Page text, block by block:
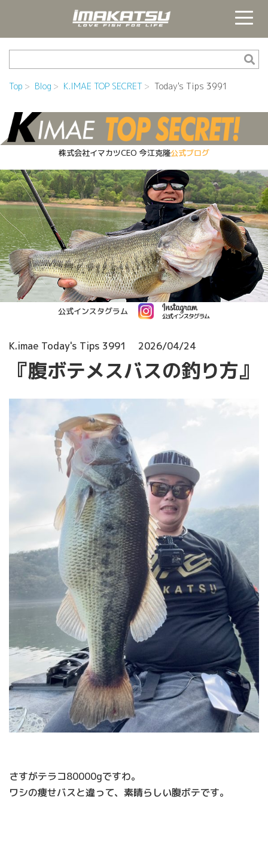
Top Blog K.IMAE TOP SECRET Today's Tips 3991
株式会社イマカツCEO 今江克隆公式ブログ
公式インスタグラム
K.imae Today's Tips 3991 2026/04/24
『腹ボテメスバスの釣り方』
さすがテラコ80000gですわ。
ワシの痩せバスと違って、素晴らしい腹ボテです。